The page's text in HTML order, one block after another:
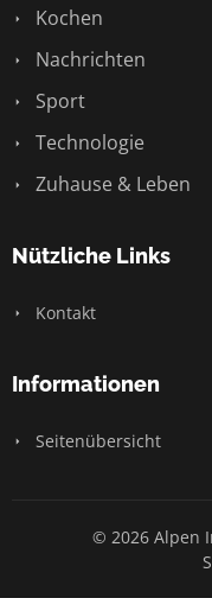
Kochen
Nachrichten
Sport
Technologie
Zuhause & Leben
Nützliche Links
Kontakt
Informationen
Seitenübersicht
© 2026 Alpen